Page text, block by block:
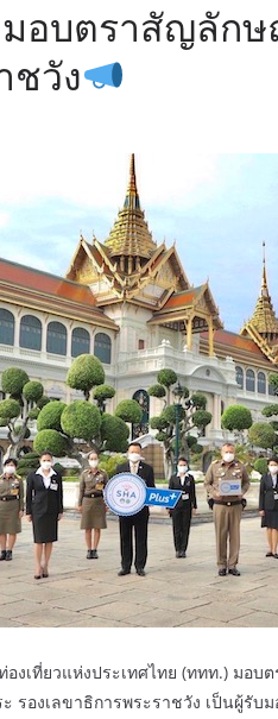
อบตราสัญลักษ
ชวัง
งเที่ยวแห่งประเทศไทย (ททท.) มอ
รองเลขาธิการพระราชวัง เป็นผู้รั